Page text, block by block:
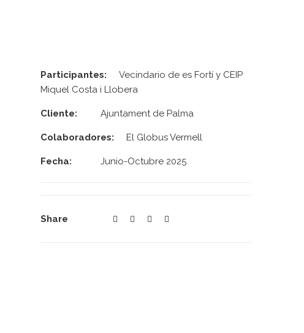
Participantes:
Vecindario de es Fortí y CEIP
Miquel Costa i Llobera
Cliente: Ajuntament de Palma
Colaboradores: El Globus Vermell
Fecha: Junio-Octubre 2025
Share